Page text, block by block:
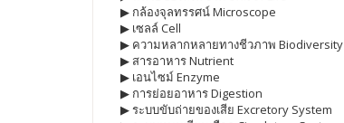
▶ กล้องจุลทรรศน์ Microscope
▶ เซลล์ Cell
▶ ความหลากหลายทางชีวภาพ Biodiversity
▶ สารอาหาร Nutrient
▶ เอนไซม์ Enzyme
▶ การย่อยอาหาร Digestion
▶ ระบบขับถ่ายของเสีย Excretory System